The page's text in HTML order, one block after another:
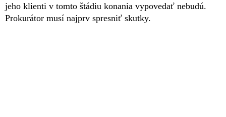
jeho klienti v tomto štádiu konania vypovedať nebudú.
Prokurátor musí najprv spresniť skutky.